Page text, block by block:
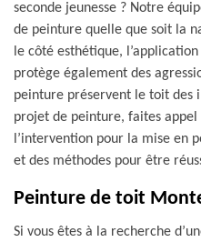
seconde jeunesse ? Notre
de peinture quelle que soit la
le côté esthétique,
protège également des
peinture préservent le toit des
projet de peinture, faites appel
l’intervention pour la mise en
et des méthodes pour être
Peinture de toit
Si vous êtes à la recherche